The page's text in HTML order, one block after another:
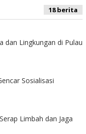
18 berita
dan Lingkungan di Pulau
Sosialisasi
Limbah dan Jaga